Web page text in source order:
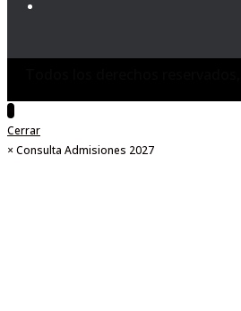
Todos los derechos
Cerrar
× Consulta Admisiones 2027